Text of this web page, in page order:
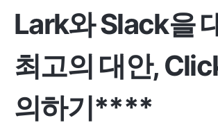
Lark와 Slack을
최고의 대안,
의하기****